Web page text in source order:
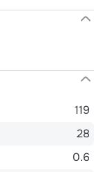
119
28
0.6